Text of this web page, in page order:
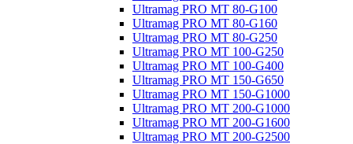
Ultramag PRO MT 80-G100
Ultramag PRO MT 80-G160
Ultramag PRO MT 80-G250
Ultramag PRO MT 100-G250
Ultramag PRO MT 100-G400
Ultramag PRO MT 150-G650
Ultramag PRO MT 150-G1000
Ultramag PRO MT 200-G1000
Ultramag PRO MT 200-G1600
Ultramag PRO MT 200-G2500